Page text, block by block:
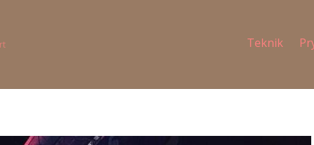
Teknik